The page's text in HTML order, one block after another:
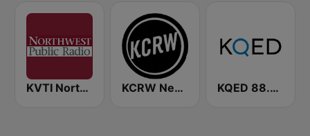
KVTI Northwest Public Radio, NPR & Classical Music KCRW News KQED 88.5 and 89.3 FM